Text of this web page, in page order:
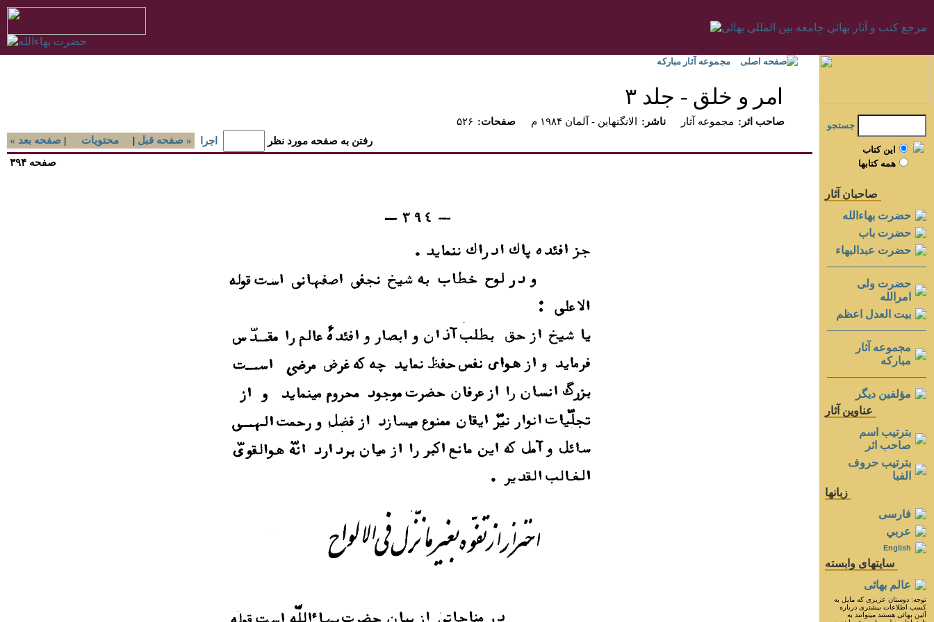
صفحه اصلی مجموعه آثار مبارکه
امر و خلق - جلد ۳
۵۲۶ :صفحات الانگنهاين - آلمان ۱۹۸۴ م :ناشر مجموعه آثار
:صاحب اثر
« صفحه بعد | محتويات | صفحه قبل » رفتن به صفحه مورد نظر
اجرا
جستجو
اين کتاب
همه کتابها
صاحبان آثار
حضرت بهاءالله
حضرت باب
حضرت عبدالبهاء
حضرت ولی
امرالله
بيت العدل اعظم
مجموعه آثار
مباركه
مؤلفين ديگر
عناوين آثار
بترتيب اسم
صاحب اثر
بترتيب حروف
الفبا
زبانها
فارسی
عربي
English
سايتهای وابسته
عالم بهائی
توجه: دوستان عزيزى كه مايل به
كسب اطلاعات بيشترى درباره
آئين بهائى هستند ميتوانند به